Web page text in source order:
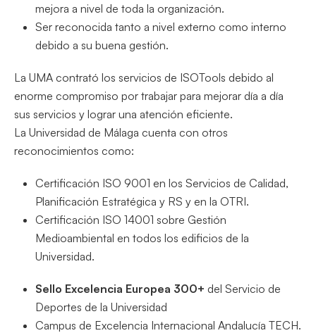
mejora a nivel de toda la organización.
Ser reconocida tanto a nivel externo como interno
debido a su buena gestión.
La UMA contrató los servicios de ISOTools debido al
enorme compromiso por trabajar para mejorar día a día
sus servicios y lograr una atención eficiente.
La Universidad de Málaga cuenta con otros
reconocimientos como:
Certificación ISO 9001 en los Servicios de Calidad,
Planificación Estratégica y RS y en la OTRI.
Certificación ISO 14001 sobre Gestión
Medioambiental en todos los edificios de la
Universidad.
Sello Excelencia Europea 300+ del Servicio de
Deportes de la Universidad
Campus de Excelencia Internacional Andalucía TECH.